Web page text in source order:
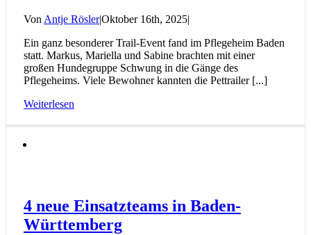
Von Antje Rösler|Oktober 16th, 2025|
Ein ganz besonderer Trail-Event fand im Pflegeheim Baden
statt. Markus, Mariella und Sabine brachten mit einer
großen Hundegruppe Schwung in die Gänge des
Pflegeheims. Viele Bewohner kannten die Pettrailer [...]
Weiterlesen
4 neue Einsatzteams in Baden-
Württemberg